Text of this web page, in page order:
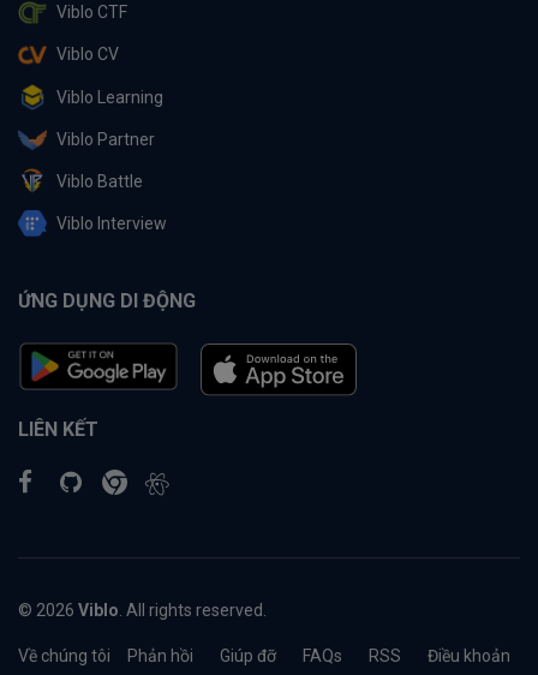
Viblo CTF
Viblo CV
Viblo Learning
Viblo Partner
Viblo Battle
Viblo Interview
ỨNG DỤNG DI ĐỘNG
LIÊN KẾT
© 2026 Viblo . All rights reserved.
Về chúng tôi Phản hồi Giúp đỡ FAQs RSS Điều khoản